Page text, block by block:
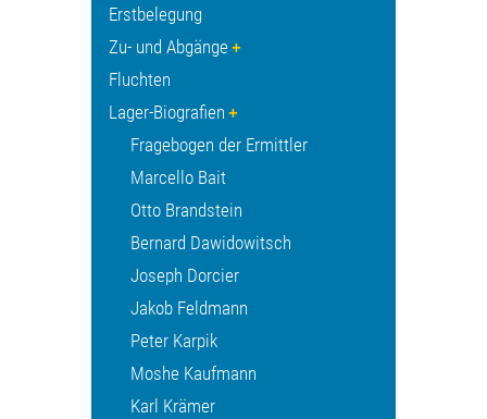
Erstbelegung
Zu- und Abgänge
Fluchten
Lager-Biografien
Fragebogen der Ermittler
Marcello Bait
Otto Brandstein
Bernard Dawidowitsch
Joseph Dorcier
Jakob Feldmann
Peter Karpik
Moshe Kaufmann
Karl Krämer